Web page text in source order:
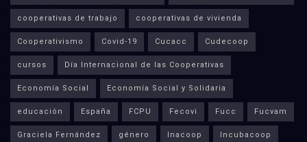
cooperativas de trabajo cooperativas de vivienda
Cooperativismo Covid-19 Cucacc Cudecoop
cursos Día Internacional de las Cooperativas
Economía Social Economía Social y Solidaria
educación España FCPU Fecovi Fucc Fucvam
Graciela Fernández género Inacoop Incubacoop